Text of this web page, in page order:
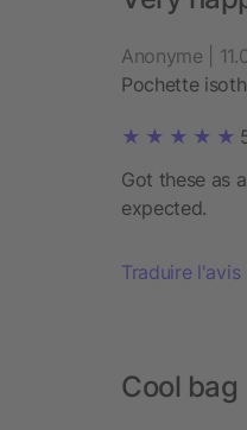
Anonyme |
Pochette
Got these as
expected.
Traduire l'avis
Cool bag